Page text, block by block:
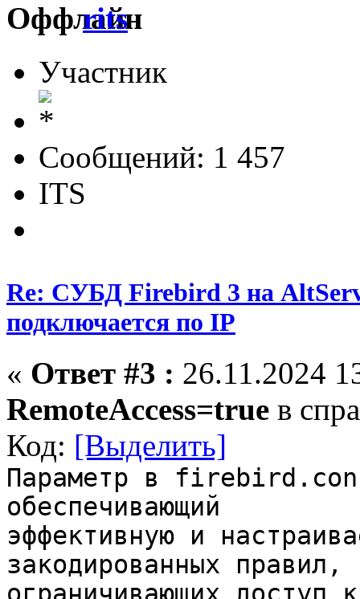
rits
Участник
Сообщений: 1 457
ITS
Re: СУБД Firebird 3 на
подключается по IP
« Ответ #3 : 26.11.2024
RemoteAccess=true в
Код: [Выделить]
Параметр в
обеспечивающий
эффективную и
закодированных правил,